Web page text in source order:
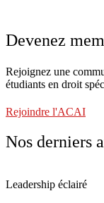
Devenez
Rejoignez une
étudiants en droit
Rejoindre l'ACAI
Nos derniers
Leadership éclairé